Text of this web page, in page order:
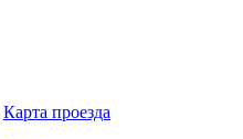
Карта проезда